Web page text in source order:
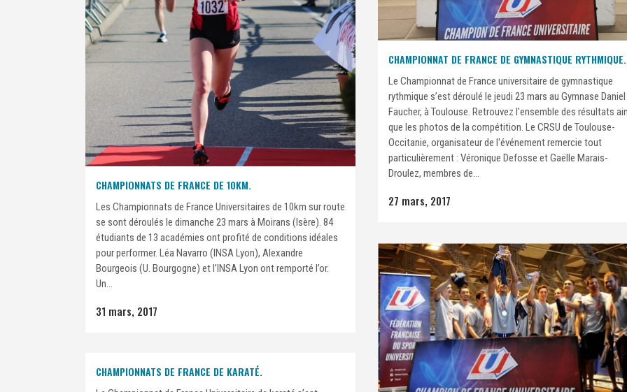
CHAMPIONNATS DE FRANCE DE 10KM.
Les Championnats de France Universitaires de 10km sur route
se sont déroulés le dimanche 23 mars à Moirans (Isère). 84
étudiants de 13 académies ont profité de conditions idéales
pour performer. Léa Navarro (INSA Lyon), Alexandre
Bourgeois (U. Bourgogne) et l’INSA Lyon ont remporté l’or.
Un...
31 mars, 2017
CHAMPIONNAT DE FRANCE DE GYMNASTIQUE RYTHMIQUE.
Le Championnat de France universitaire de gymnastique
rythmique s’est déroulé le jeudi 23 mars au Gymnase Daniel
Faucher, à Toulouse. Retrouvez l'ensemble des résultats
que les photos de la compétition. Le CRSU de Toulouse-
Occitanie, organisateur de l'événement remercie tout
particulièrement : Véronique Defosse et Gaëlle Marais-
Droulez, membres de...
27 mars, 2017
CHAMPIONNATS DE FRANCE DE KARATÉ.